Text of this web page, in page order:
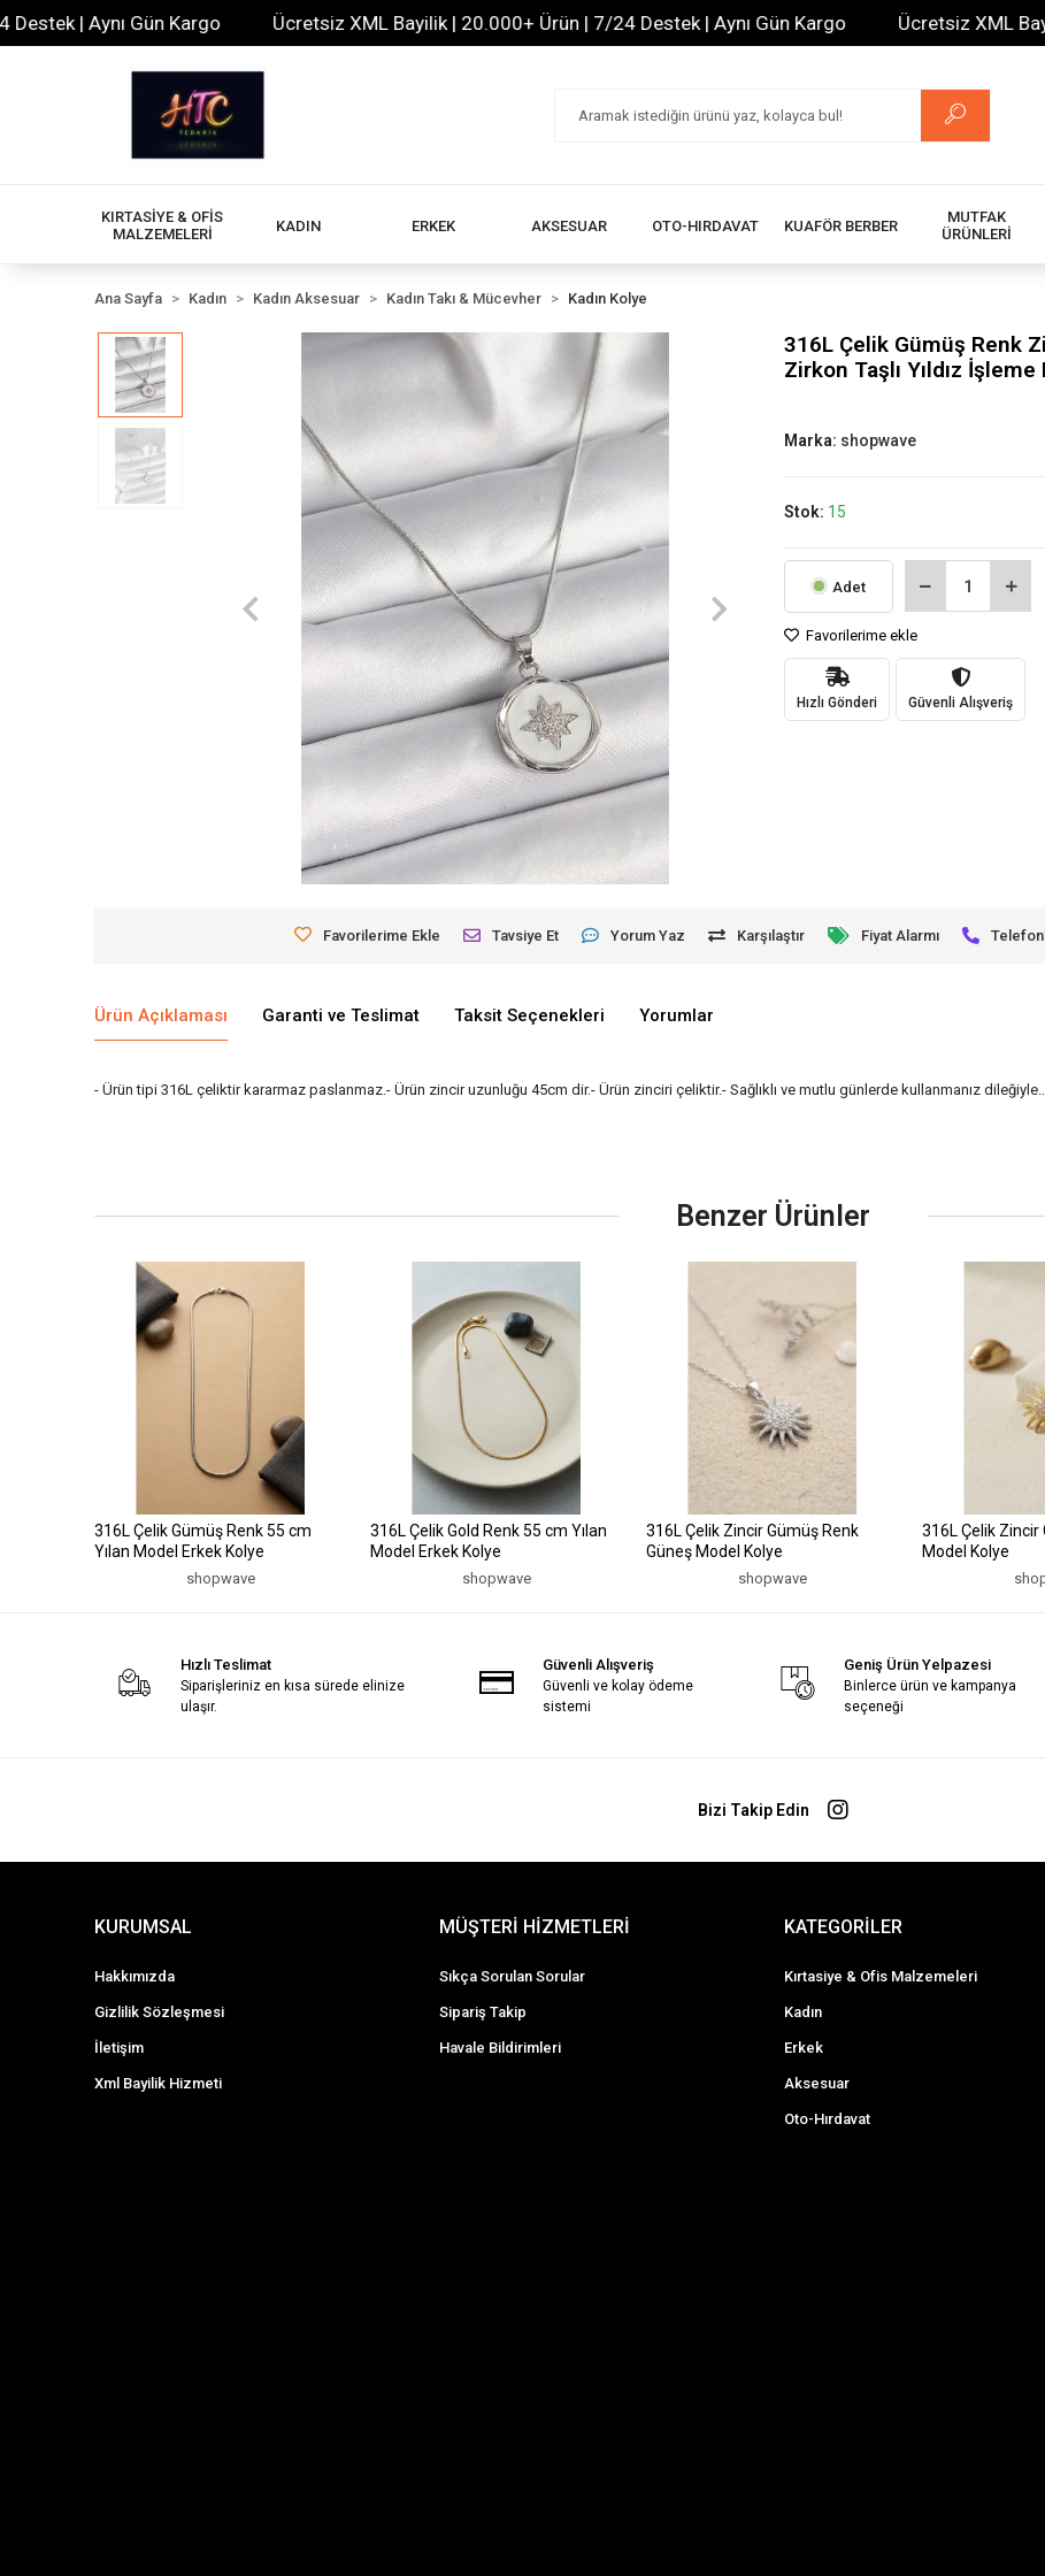
| Aynı Gün Kargo Ücretsiz XML Bayilik | 20.000+ Ürün | 7/24 Destek | Aynı Gün Kargo Ücretsiz XML Bayilik
KIRTASİYE & OFİS
MALZEMELERİ
KADIN ERKEK AKSESUAR OTO-HIRDAVAT KUAFÖR BERBER
MUTFAK
ÜRÜNLERİ
Ana Sayfa Kadın Kadın Aksesuar Kadın Takı & Mücevher Kadın Kolye
316L Çelik Gümüş Renk
Zirkon Taşlı Yıldız
Marka: shopwave
Stok: 15
Adet
Favorilerime ekle
Hızlı Gönderi Güvenli Alışveriş
Favorilerime Ekle Tavsiye Et Yorum Yaz Karşılaştır Fiyat Alarmı
Ürün Açıklaması Garanti ve Teslimat Taksit Seçenekleri Yorumlar
- Ürün tipi 316L çeliktir kararmaz paslanmaz.- Ürün zincir uzunluğu 45cm dir.- Ürün zinciri çeliktir.- Sağlıklı ve mutlu günlerde kullanmanız
Benzer Ürünler
316L Çelik Gümüş Renk 55 cm
Yılan Model Erkek Kolye
shopwave
316L Çelik Gold Renk 55 cm Yılan
Model Erkek Kolye
shopwave
316L Çelik Zincir Gümüş Renk
Güneş Model Kolye
shopwave
316L Çelik Zincir
Model Kolye
Hızlı Teslimat
Siparişleriniz en kısa sürede elinize
ulaşır.
Güvenli Alışveriş
Güvenli ve kolay ödeme
sistemi
Geniş Ürün Yelpazesi
Binlerce ürün ve kampanya
seçeneği
Bizi Takip Edin
KURUMSAL
Hakkımızda
Gizlilik Sözleşmesi
İletişim
Xml Bayilik Hizmeti
MÜŞTERİ HİZMETLERİ
Sıkça Sorulan Sorular
Sipariş Takip
Havale Bildirimleri
KATEGORİLER
Kırtasiye & Ofis Malzemeleri
Kadın
Erkek
Aksesuar
Oto-Hırdavat